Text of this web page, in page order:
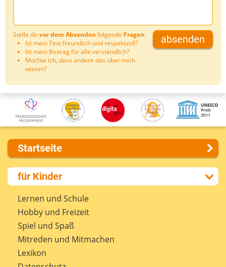
Stelle dirvor dem Absenden folgende Fragen:
Ist mein Text freundlich und respektvoll?
Ist mein Beitrag für alle verständlich?
Möchte ich, dass andere das über mich
wissen?
absenden
Startseite
Über uns
Presse
Kontakt
Impressum
Internet-ABC Sitemap
Barrierefreiheit
Länderprojekte
für Kinder
Lernen und Schule
Hobby und Freizeit
Spiel und Spaß
Mitreden und Mitmachen
Lexikon